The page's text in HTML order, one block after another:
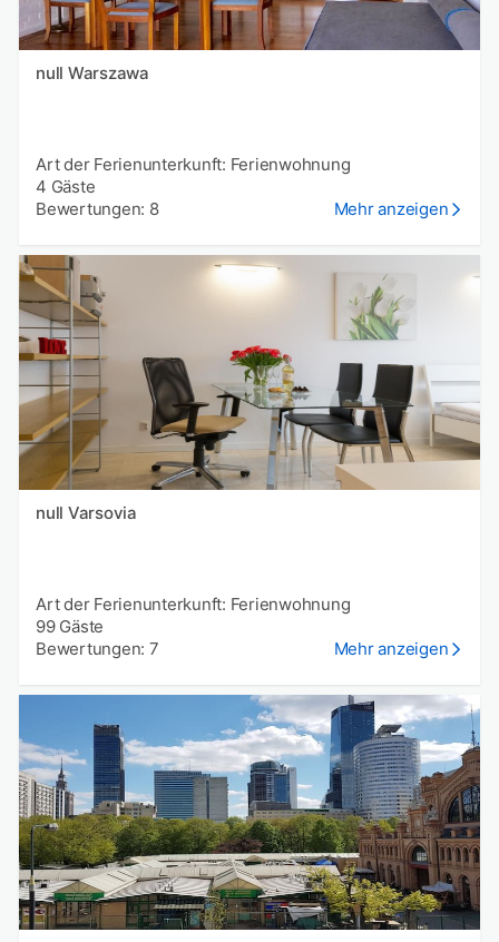
null Warszawa
Art der Ferienunterkunft: Ferienwohnung
4 Gäste
Bewertungen: 8
Mehr anzeigen
null Varsovia
Art der Ferienunterkunft: Ferienwohnung
99 Gäste
Bewertungen: 7
Mehr anzeigen